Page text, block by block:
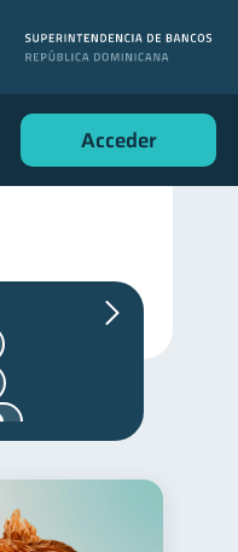
Acceder